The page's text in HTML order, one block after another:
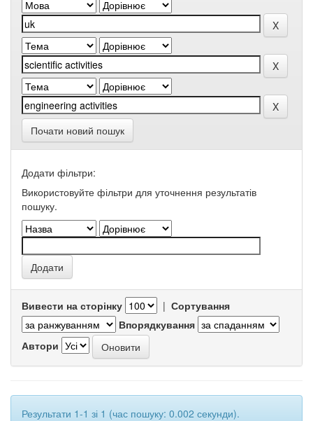
Почати новий пошук
Додати фільтри:
Використовуйте фільтри для уточнення результатів
пошуку.
Вивести на сторінку | Сортування
Впорядкування
Автори
Результати 1-1 зі 1 (час пошуку: 0.002 секунди).